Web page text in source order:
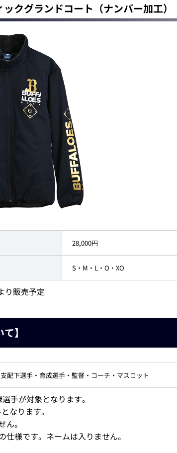
クグランドコート（ナンバー加工）
28,000円
S・M・L・O・XO
り販売予定
】
支配下選手・育成選手・監督・コーチ・マスコット
手が対象となります。
なります。
ん。
様です。ネームは入りません。